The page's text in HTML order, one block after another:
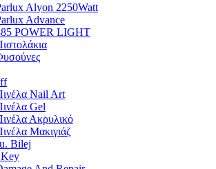
Alyon 2250Watt
Advance
POWER LIGHT
Nail Art
Gel
Ακρυλικό
Μακιγιάζ
Bilej
Key